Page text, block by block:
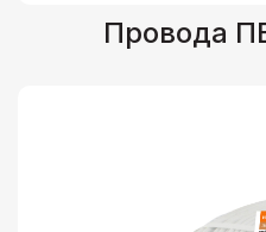
Провода